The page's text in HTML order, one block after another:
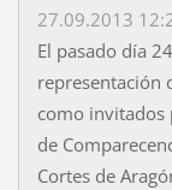
27.09.2013
El pasado día
representación
como invitados
de
Cortes de